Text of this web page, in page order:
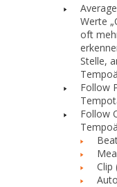
Werte
oft
Stelle,
Follow
Follow
Clip